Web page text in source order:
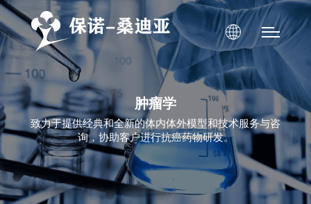
肿瘤学
致力于提供经典和全新的体内体外模型和技术服务与咨
询，协助客户进行抗癌药物研发。